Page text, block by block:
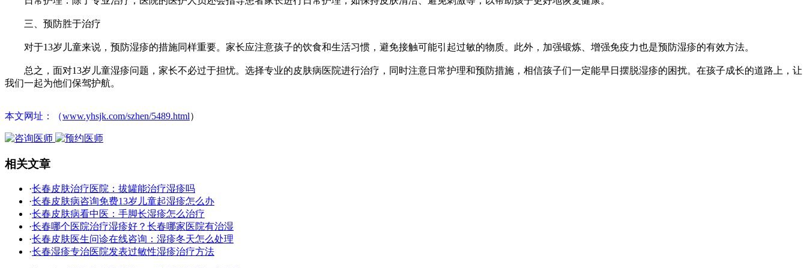
三、预防胜于治疗
对于13岁儿童来说，预防湿疹的措施同样重要。家长应注意孩子的饮食和生活习惯，避免接触可能引起过敏的物质。此外，加强锻炼、增强免疫力也是预防湿疹的有效方法。
总之，面对13岁儿童湿疹问题，家长不必过于担忧。选择专业的皮肤病医院进行治疗，同时注意日常护理和预防措施，相信孩子们一定能早日摆脱湿疹的困扰。在孩子成长的道路上，让
我们一起为他们保驾护航。
本文网址：（www.yhsjk.com/szhen/5489.html）
相关文章
·长春皮肤治疗医院：拔罐能治疗湿疹吗
·长春皮肤病咨询免费13岁儿童起湿疹怎么办
·长春皮肤病看中医：手脚长湿疹怎么治疗
·长春哪个医院治疗湿疹好？长春哪家医院有治湿
·长春皮肤医生问诊在线咨询：湿疹冬天怎么处理
·长春湿疹专治医院发表过敏性湿疹治疗方法